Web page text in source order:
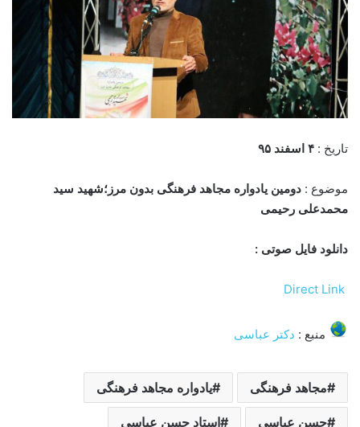
تاریخ : ۴ اسفند ۹۵
موضوع : دومین یادواره مجاهد فرهنگی بدون مرز؛شهید سید
محمدعلی رحیمی
دانلود فایل صوتی :
Direct Link
منبع : دکتر عباسی
مجاهد فرهنگی یادواره مجاهد فرهنگی
حسن عباسی استاد حسن عباسی